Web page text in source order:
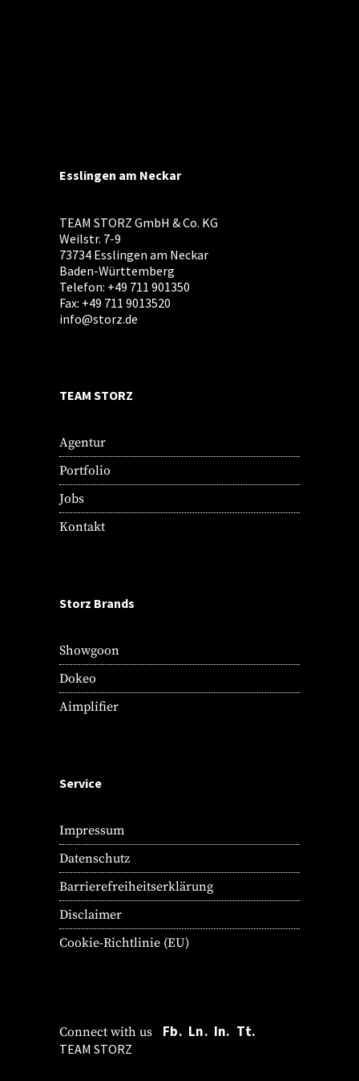
Esslingen am Neckar
TEAM STORZ GmbH & Co. KG
Weilstr. 7-9
73734 Esslingen am Neckar
Baden-Württemberg
Telefon: +49 711 901350
Fax: +49 711 9013520
info@storz.de
TEAM STORZ
Agentur
Portfolio
Jobs
Kontakt
Storz Brands
Showgoon
Dokeo
Aimplifier
Service
Impressum
Datenschutz
Barrierefreiheitserklärung
Disclaimer
Cookie-Richtlinie (EU)
Connect with us Fb. Ln. In. Tt.
TEAM STORZ